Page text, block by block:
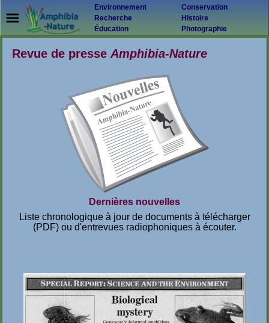
Environnement
Conservation
Recherche
Histoire
Éducation
Photographie
Revue de presse Amphibia-Nature
Dernières nouvelles
Liste chronologique à jour de documents à télécharger
(PDF) ou d'entrevues radiophoniques à écouter.